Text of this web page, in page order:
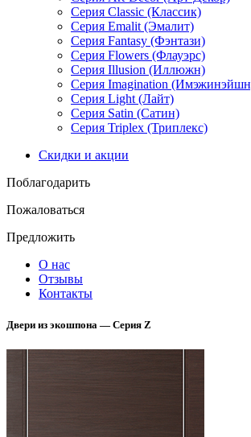
Серия Classic (Классик)
Серия Emalit (Эмалит)
Серия Fantasy (Фэнтази)
Серия Flowers (Флауэрс)
Серия Illusion (Иллюжн)
Серия Imagination
Серия Light (Лайт)
Серия Satin (Сатин)
Серия Triplex (Триплекс)
Скидки и акции
Поблагодарить
Пожаловаться
Предложить
О нас
Отзывы
Контакты
Двери из экошпона — Серия Z